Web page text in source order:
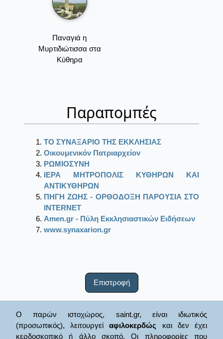
Παναγιά η
Μυρτιδιώτισσα στα
Κύθηρα
Παραπομπές
ΤΟ ΣΥΝΑΞΑΡΙΟ ΤΗΣ ΕΚΚΛΗΣΙΑΣ
Οικουμενικόν Πατριαρχείον
ΡΩΜΙΟΣΥΝΗ
ΙΕΡΑ ΜΗΤΡΟΠΟΛΙΣ ΚΥΘΗΡΩΝ ΚΑΙ
ΑΝΤΙΚΥΘΗΡΩΝ
ΠΗΓΗ ΖΩΗΣ - ΟΡΘΟΔΟΞΗ ΠΑΡΟΥΣΙΑ ΣΤΟ
ΙΝΤΕRΝΕΤ
Amen.gr - Πύλη Εκκλησιαστικών Ειδήσεων
www.synaxarion.gr
Επιστροφή
Ο παρών ιστοχώρος, saint.gr, είναι ιδιωτικός
(προσωπικός), λειτουργείαφιλοκερδώς και δεν έχει
κερδοσκοπικό ή άλλο σκοπό. Οι πληροφορίες που